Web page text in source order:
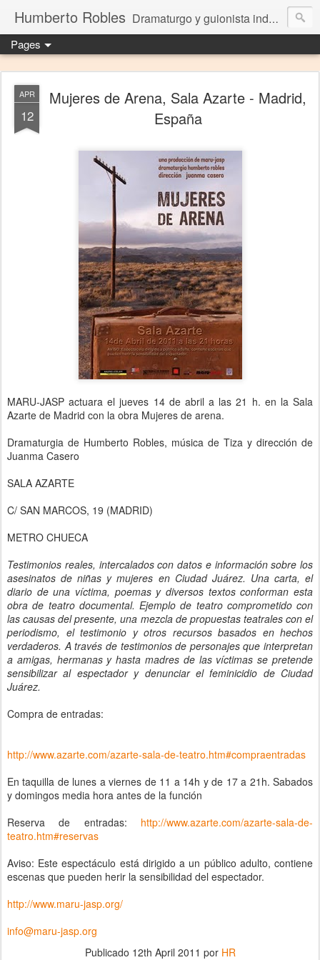
Humberto Robles Dramaturgo y guionista independiente
Pages
APR
12
Mujeres de Arena, Sala Azarte - Madrid,
España
MARU-JASP actuara el jueves 14 de abril a las 21 h. en la Sala
Azarte de Madrid con la obra Mujeres de arena.
Dramaturgia de Humberto Robles, música de Tiza y dirección de
Juanma Casero
SALA AZARTE
C/ SAN MARCOS, 19 (MADRID)
METRO CHUECA
Testimonios reales, intercalados con datos e información sobre los
asesinatos de niñas y mujeres en Ciudad Juárez. Una carta, el
diario de una víctima, poemas y diversos textos conforman esta
obra de teatro documental. Ejemplo de teatro comprometido con
las causas del presente, una mezcla de propuestas teatrales con el
periodismo, el testimonio y otros recursos basados en hechos
verdaderos. A través de testimonios de personajes que interpretan
a amigas, hermanas y hasta madres de las víctimas se pretende
sensibilizar al espectador y denunciar el feminicidio de Ciudad
Juárez.
Compra de entradas:
http://www.azarte.com/azarte-sala-de-teatro.htm#compraentradas
En taquilla de lunes a viernes de 11 a 14h y de 17 a 21h. Sabados
y domingos media hora antes de la función
Reserva de entradas: http://www.azarte.com/azarte-sala-de-
teatro.htm#reservas
Aviso: Este espectáculo está dirigido a un público adulto, contiene
escenas que pueden herir la sensibilidad del espectador.
http://www.maru-jasp.org/
info@maru-jasp.org
Publicado 12th April 2011 por HR